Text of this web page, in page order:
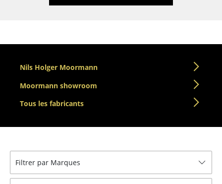
Chaises de conférence
Fauteuils de direction
Tables
Nils Holger Moormann
Moormann showroom
Tous les fabricants
Filtrer par Marques